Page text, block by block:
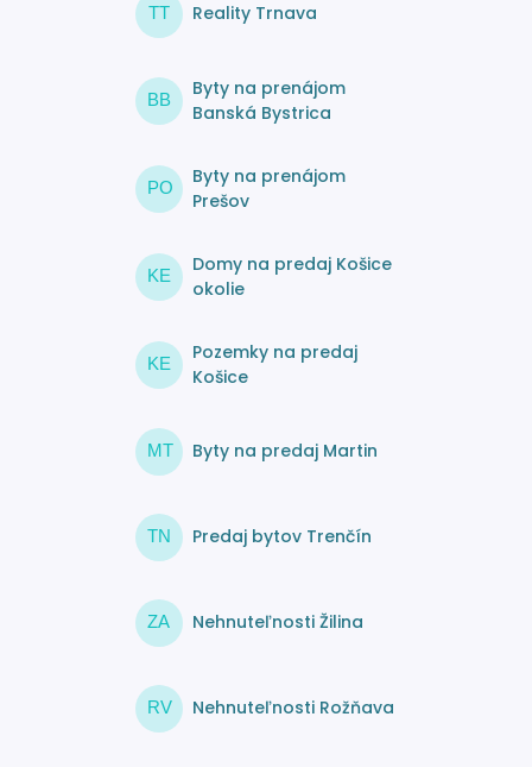
TT Reality Trnava
BB
Byty na prenájom
Banská Bystrica
PO
Byty na prenájom
Prešov
KE
Domy na predaj Košice
okolie
KE
Pozemky na predaj
Košice
MT Byty na predaj Martin
TN Predaj bytov Trenčín
ZA Nehnuteľnosti Žilina
RV Nehnuteľnosti Rožňava